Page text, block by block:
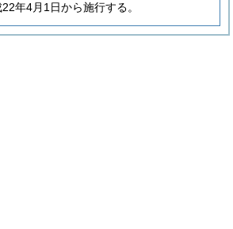
年4月1日から施行する。